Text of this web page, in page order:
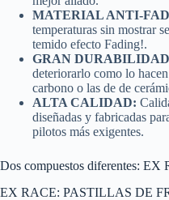
MATERIAL ANTI-
temperaturas sin mostrar
temido efecto Fading!.
GRAN
deteriorarlo como lo
carbono o las de de
ALTA CALIDAD:
diseñadas y fabricadas
pilotos más exigentes.
Dos compuestos diferentes:
EX RACE: PASTILLAS DE